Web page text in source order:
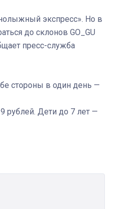
экспресс». Но в
до склонов GO_GU
пресс-служба
стороны в один день —
рублей. Дети до 7 лет —
03 4 октября 2025
реальностью свою детскую